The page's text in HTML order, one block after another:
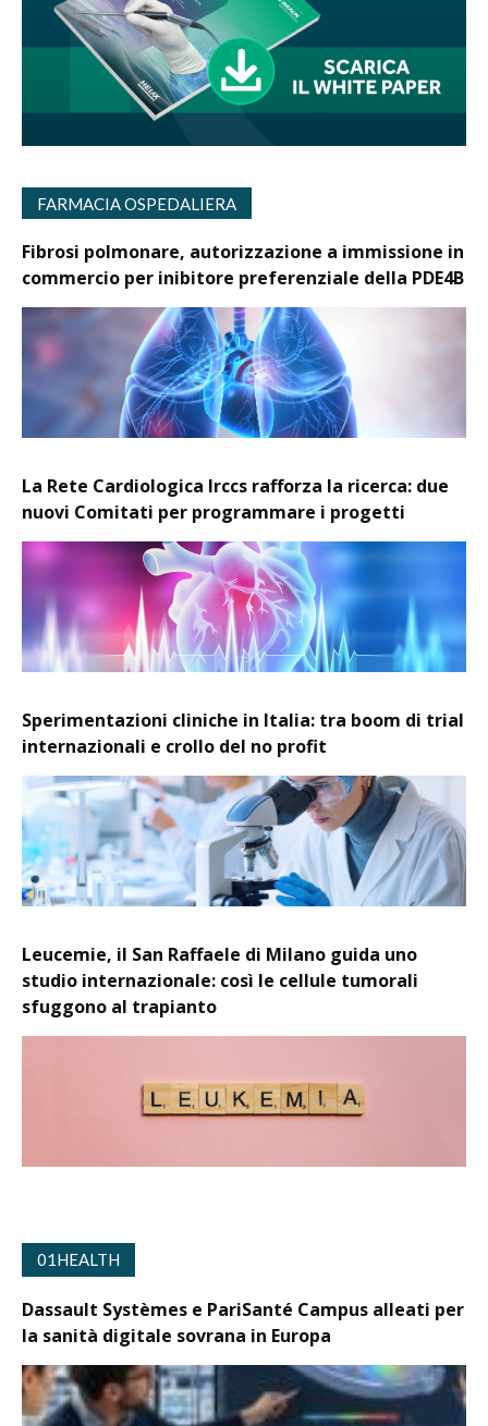
FARMACIA OSPEDALIERA
Fibrosi polmonare, autorizzazione a immissione in
commercio per inibitore preferenziale della PDE4B
La Rete Cardiologica Irccs rafforza la ricerca: due
nuovi Comitati per programmare i progetti
Sperimentazioni cliniche in Italia: tra boom di trial
internazionali e crollo del no profit
Leucemie, il San Raffaele di Milano guida uno
studio internazionale: così le cellule tumorali
sfuggono al trapianto
01HEALTH
Dassault Systèmes e PariSanté Campus alleati per
la sanità digitale sovrana in Europa